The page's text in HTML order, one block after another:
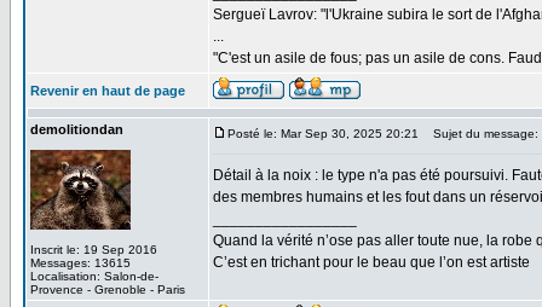
Sergueï Lavrov: "l'Ukraine subira le sort de
...
"C'est un asile de fous; pas un asile de cons.
Revenir en haut de page
demolitiondan
Inscrit le: 19 Sep 2016
Messages: 13615
Localisation: Salon-de-
Provence - Grenoble - Paris
Posté le: Mar Sep 30, 2025 20:21 Sujet du message:
Détail à la noix : le type n'a pas été poursuivi.
des membres humains et les fout dans un
Quand la vérité n’ose pas aller toute nue, la robe
C’est en trichant pour le beau que l’on est artiste